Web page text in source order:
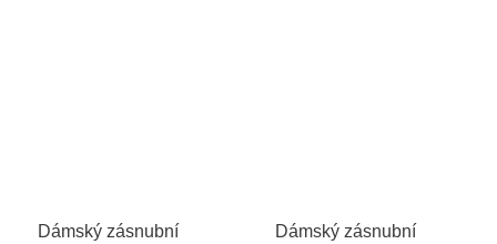
Dámský zásnubní
Dámský zásnubní